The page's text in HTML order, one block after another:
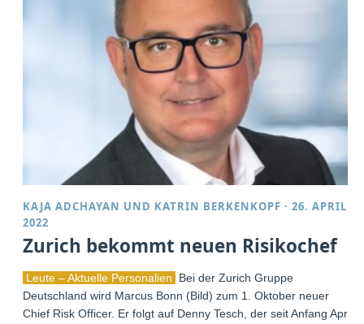
KAJA ADCHAYAN UND KATRIN BERKENKOPF ·26. APRIL
2022
Zurich bekommt neuen Risikochef
Leute – Aktuelle Personalien
Bei der Zurich Gruppe
Deutschland wird Marcus Bonn (Bild) zum 1. Oktober neuer
Chief Risk Officer. Er folgt auf Denny Tesch, der seit Anfang April